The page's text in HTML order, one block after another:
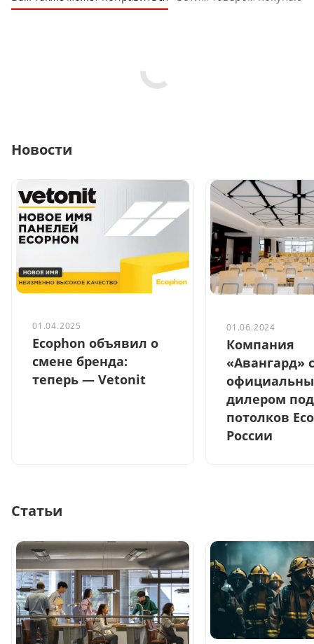
Новости
01.04.2025
Ecophon объявил о
смене бренда:
теперь — Vetonit
01.06.2024
Компания
«Авангард»
дилером
потолков
России
Статьи